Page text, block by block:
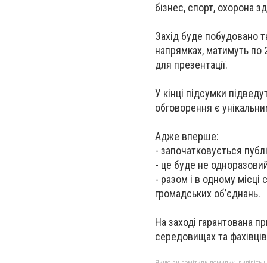
бізнес, спорт, охорона
Захід буде побудовано
напрямках, матимуть по
для презентації.
У кінці підсумки
обговорення є
Адже вперше:
- започатковується
- це буде не
- разом і в одному місці
громадських об’єднань.
На заході гарантована
середовищах та